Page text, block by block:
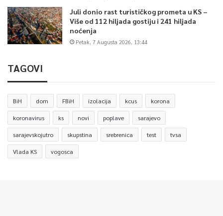
Juli donio rast turističkog prometa u KS –
Više od 112 hiljada gostiju i 241 hiljada
noćenja
Petak, 7 Augusta 2026, 13:44
TAGOVI
BiH dom FBiH izolacija kcus korona
koronavirus ks novi poplave sarajevo
sarajevskojutro skupstina srebrenica test tvsa
Vlada KS vogosca